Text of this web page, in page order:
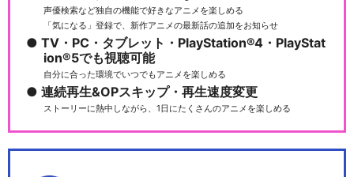
声優検索など独自の機能で好きなアニメを楽しめる
「気になる」登録で、新作アニメの最新話の追加をお知らせ
TV・PC・タブレット・PlayStation®4・PlayStat
ion®5でも視聴可能
自分に合った環境でいつでもアニメを楽しめる
連続再生&OPスキップ・再生速度変更
ストーリーに熱中しながら、1日にたくさんのアニメを楽しめる